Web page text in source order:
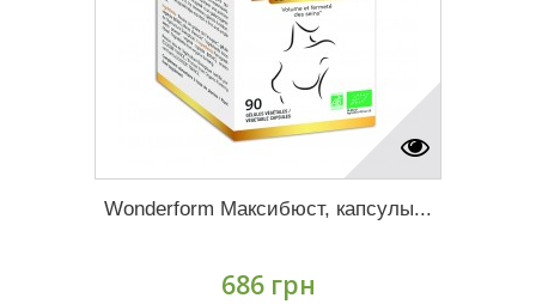
Wonderform Максибюст, капсулы...
686 грн